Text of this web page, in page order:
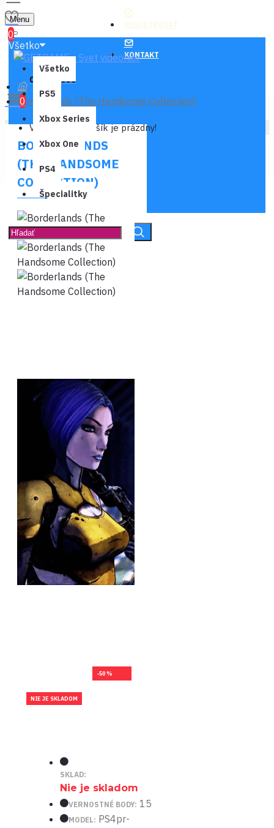
REGISTROVAŤ
KONTAKT
Menu
0
0 ks - 0,00€
0
Váš nákupný košík je prázdny!
Všetko
Všetko
PS5
Xbox Series
Xbox One
PS4
Špecialitky
Borderlands (The Handsome Collection)
BORDERLANDS
(THE HANDSOME
COLLECTION)
-50 %
NIE JE SKLADOM
SKLAD:
Nie je skladom
VERNOSTNÉ BODY: 15
MODEL: PS4pr-